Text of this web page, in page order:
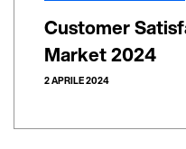
Customer
Market 2024
2 APRILE 2024